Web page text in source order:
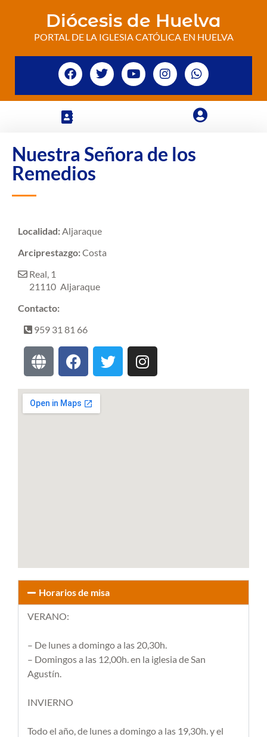
Diócesis de Huelva
PORTAL DE LA IGLESIA CATÓLICA EN HUELVA
Nuestra Señora de los
Remedios
Localidad:Aljaraque
Arciprestazgo:Costa
Real, 1
21110 Aljaraque
Contacto:
959 31 81 66
Horarios de misa
VERANO:
– De lunes a domingo a las 20,30h.
– Domingos a las 12,00h. en la iglesia de San
Agustín.
INVIERNO
Todo el año, de lunes a domingo a las 19,30h. y el